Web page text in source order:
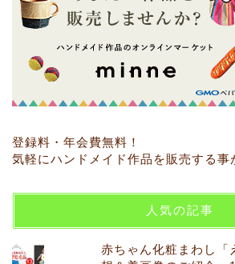
登録料・年会費無料！
気軽にハンドメイド作品を販売する事
人気の記事
赤ちゃん化粧まわし「